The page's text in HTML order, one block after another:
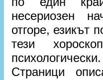
несериозен
отгоре, езикът
тези
Страници